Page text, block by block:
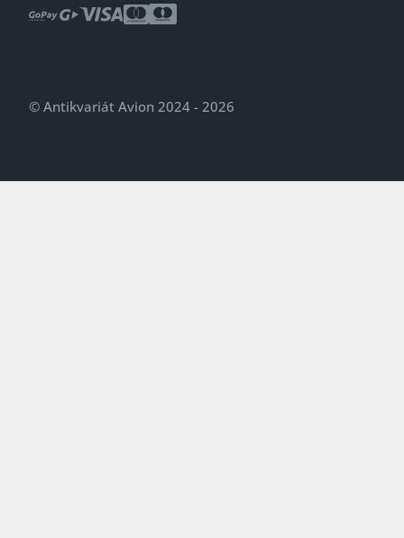
© Antikvariát Avion 2024 - 2026